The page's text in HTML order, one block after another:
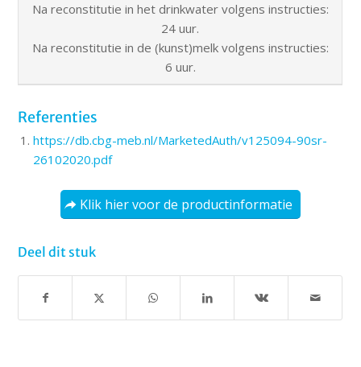
Na reconstitutie in het drinkwater volgens instructies:
24 uur.
Na reconstitutie in de (kunst)melk volgens instructies:
6 uur.
Referenties
https://db.cbg-meb.nl/MarketedAuth/v125094-90sr-
26102020.pdf
Klik hier voor de productinformatie
Deel dit stuk